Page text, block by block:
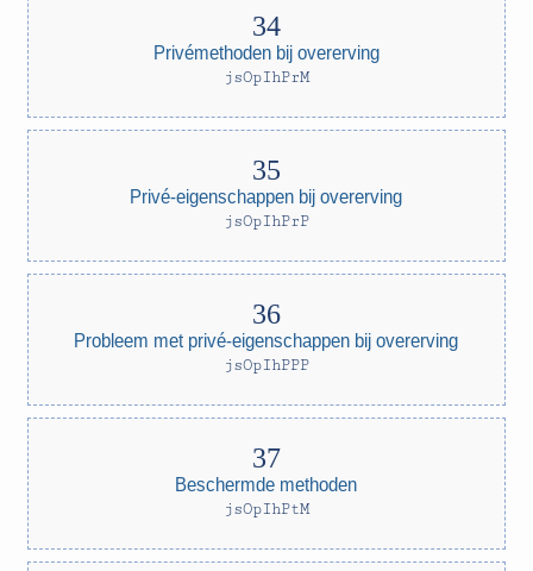
Privémethoden bij overerving
jsOpIhPrM
Privé-eigenschappen bij overerving
jsOpIhPrP
Probleem met privé-eigenschappen bij overerving
jsOpIhPPP
Beschermde methoden
jsOpIhPtM